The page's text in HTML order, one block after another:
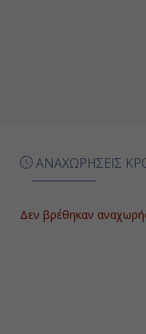
ΑΝΑΧΩΡΗΣΕΙΣ
Δεν βρέθηκαν